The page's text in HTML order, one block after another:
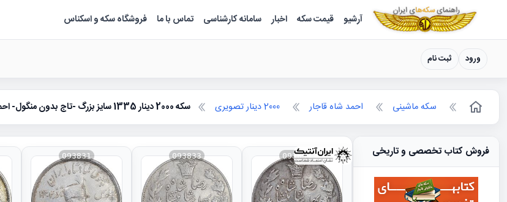
سکه ها ؛ راهنمای سکه شناسی
آرشیو قیمت سکه اخبار سامانه کارشناسی تماس با ما فروشگاه سکه و اسکناس
ورود ثبت نام
سکه ماشینی احمد شاه قاجار 2000 دینار تصویری سکه 2000 دینار 1335 سایز بزرگ -تاج بدون منگول- احمد شاه
093834
093833
093831 فروش کتاب تخصصی و تاریخی